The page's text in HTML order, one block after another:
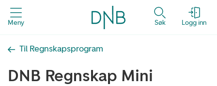
Meny Søk Logg inn
Til Regnskapsprogram
DNB Regnskap Mini